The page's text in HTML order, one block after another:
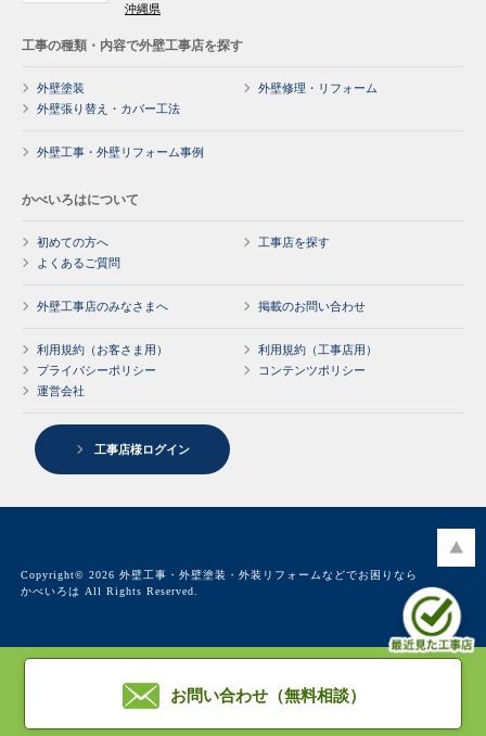
沖縄県
工事の種類・内容で外壁工事店を探す
外壁塗装
外壁修理・リフォーム
外壁張り替え・カバー工法
外壁工事・外壁リフォーム事例
かべいろはについて
初めての方へ
工事店を探す
よくあるご質問
外壁工事店のみなさまへ 掲載のお問い合わせ
利用規約（お客さま用）
利用規約（工事店用）
プライバシーポリシー
コンテンツポリシー
運営会社
工事店様ログイン
Copyright© 2026 外壁工事・外壁塗装・外装リフォームなどでお困りなら
かべいろは All Rights Reserved.
お問い合わせ（無料相談）